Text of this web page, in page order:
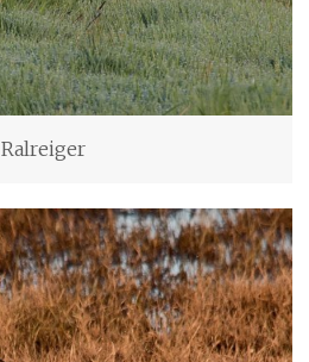
Ralreiger